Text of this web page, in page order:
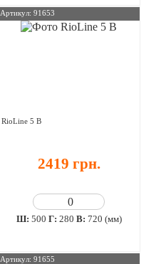
Артикул: 91653
RioLine 5 В
2419 грн.
Ш: 500 Г: 280 В: 720 (мм)
Артикул: 91655